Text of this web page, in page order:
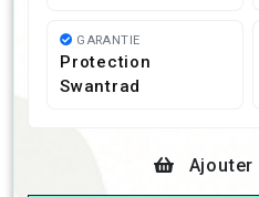
GARANTIE
Protection
Swantrad
Ajouter